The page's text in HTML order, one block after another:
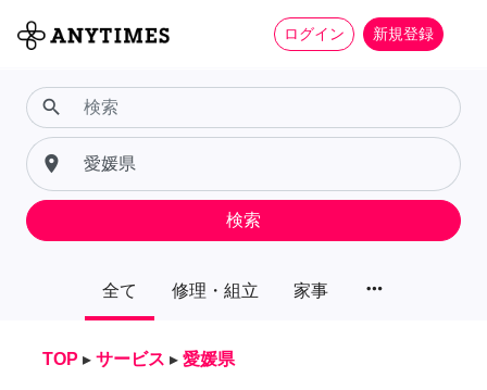
ログイン 新規登録
全て 修理・組立 家事 more_horiz
search
place
検索
TOP ▸ サービス ▸ 愛媛県